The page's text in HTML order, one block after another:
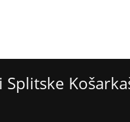
Splitske